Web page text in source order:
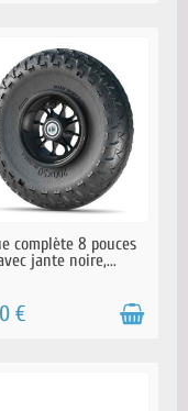
EN STOCK
complète 8 pouces
jante noire,...
€